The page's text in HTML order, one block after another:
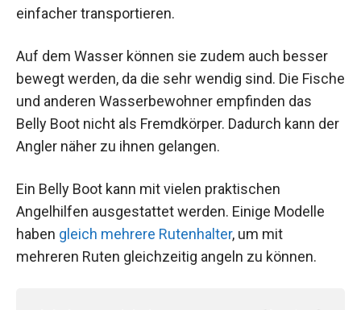
einfacher transportieren.
Auf dem Wasser können sie zudem auch besser
bewegt werden, da die sehr wendig sind. Die Fische
und anderen Wasserbewohner empfinden das
Belly Boot nicht als Fremdkörper. Dadurch kann der
Angler näher zu ihnen gelangen.
Ein Belly Boot kann mit vielen praktischen
Angelhilfen ausgestattet werden. Einige Modelle
haben gleich mehrere Rutenhalter, um mit
mehreren Ruten gleichzeitig angeln zu können.